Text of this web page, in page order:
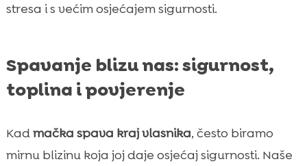
stresa i s većim osjećajem sigurnosti.
Spavanje blizu nas: sigurnost,
toplina i povjerenje
Kadmačka spava kraj vlasnika, često biramo
mirnu blizinu koja joj daje osjećaj sigurnosti. Naše